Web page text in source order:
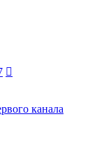
канала